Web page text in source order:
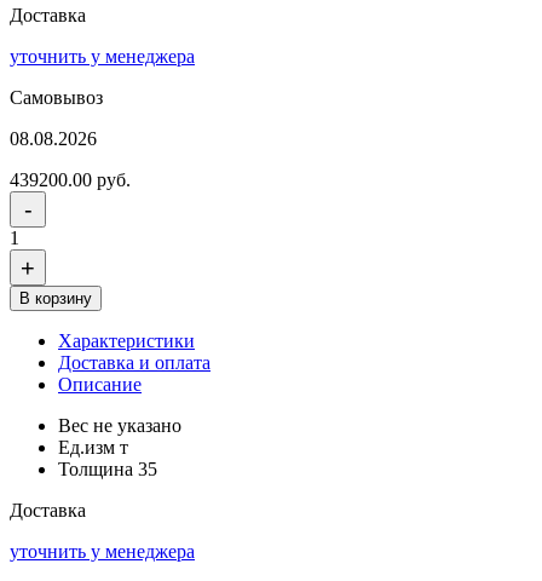
Доставка
уточнить у менеджера
Самовывоз
08.08.2026
439200.00 руб.
-
1
+
В корзину
Характеристики
Доставка и оплата
Описание
Вес не указано
Ед.изм т
Толщина 35
Доставка
уточнить у менеджера